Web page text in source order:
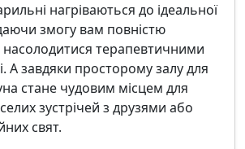
нагріваються до ідеальної
змогу вам повністю
насолодитися терапевтичними
А завдяки просторому залу для
стане чудовим місцем для
зустрічей з друзями або
свят.